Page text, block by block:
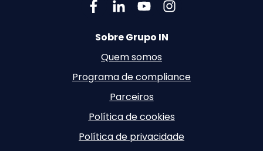
Sobre Grupo IN
Quem somos
Programa de compliance
Parceiros
Política de cookies
Política de privacidade